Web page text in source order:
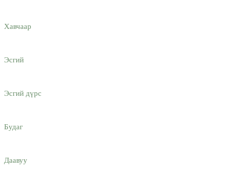
Хавчаар
Эсгий
Эсгий дүрс
Будаг
Даавуу